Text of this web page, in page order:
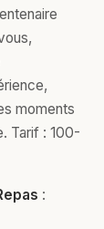
moments
Tarif : 100-
: